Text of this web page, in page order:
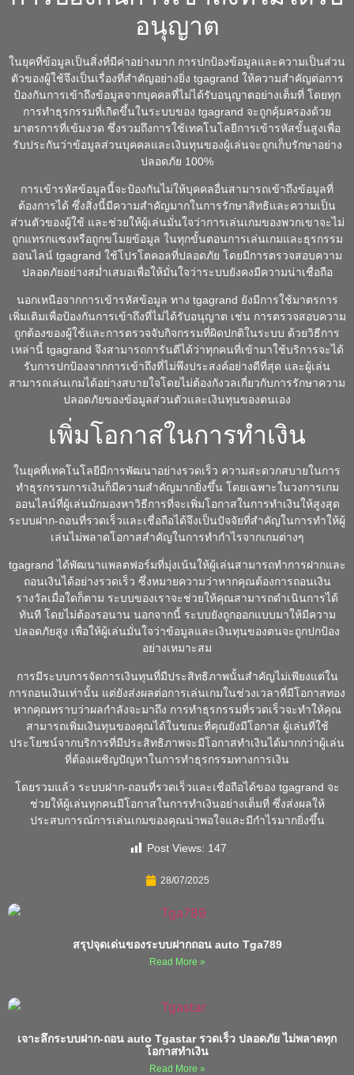
อนุญาต
ในยุคที่ข้อมูลเป็นสิ่งที่มีค่าอย่างมาก การปกป้องข้อมูลและความเป็นส่วน
ตัวของผู้ใช้จึงเป็นเรื่องที่สำคัญอย่างยิ่ง tgagrand ให้ความสำคัญต่อการ
ป้องกันการเข้าถึงข้อมูลจากบุคคลที่ไม่ได้รับอนุญาตอย่างเต็มที่ โดยทุก
การทำธุรกรรมที่เกิดขึ้นในระบบของ tgagrand จะถูกคุ้มครองด้วย
มาตรการที่เข้มงวด ซึ่งรวมถึงการใช้เทคโนโลยีการเข้ารหัสขั้นสูงเพื่อ
รับประกันว่าข้อมูลส่วนบุคคลและเงินทุนของผู้เล่นจะถูกเก็บรักษาอย่าง
ปลอดภัย 100%
การเข้ารหัสข้อมูลนี้จะป้องกันไม่ให้บุคคลอื่นสามารถเข้าถึงข้อมูลที่
ต้องการได้ ซึ่งสิ่งนี้มีความสำคัญมากในการรักษาสิทธิและความเป็น
ส่วนตัวของผู้ใช้ และช่วยให้ผู้เล่นมั่นใจว่าการเล่นเกมของพวกเขาจะไม่
ถูกแทรกแซงหรือถูกขโมยข้อมูล ในทุกขั้นตอนการเล่นเกมและธุรกรรม
ออนไลน์ tgagrand ใช้โปรโตคอลที่ปลอดภัย โดยมีการตรวจสอบความ
ปลอดภัยอย่างสม่ำเสมอเพื่อให้มั่นใจว่าระบบยังคงมีความน่าเชื่อถือ
นอกเหนือจากการเข้ารหัสข้อมูล ทาง tgagrand ยังมีการใช้มาตรการ
เพิ่มเติมเพื่อป้องกันการเข้าถึงที่ไม่ได้รับอนุญาต เช่น การตรวจสอบความ
ถูกต้องของผู้ใช้และการตรวจจับกิจกรรมที่ผิดปกติในระบบ ด้วยวิธีการ
เหล่านี้ tgagrand จึงสามารถการันตีได้ว่าทุกคนที่เข้ามาใช้บริการจะได้
รับการปกป้องจากการเข้าถึงที่ไม่พึงประสงค์อย่างดีที่สุด และผู้เล่น
สามารถเล่นเกมได้อย่างสบายใจโดยไม่ต้องกังวลเกี่ยวกับการรักษาความ
ปลอดภัยของข้อมูลส่วนตัวและเงินทุนของตนเอง
เพิ่มโอกาสในการทำเงิน
ในยุคที่เทคโนโลยีมีการพัฒนาอย่างรวดเร็ว ความสะดวกสบายในการ
ทำธุรกรรมการเงินก็มีความสำคัญมากยิ่งขึ้น โดยเฉพาะในวงการเกม
ออนไลน์ที่ผู้เล่นมักมองหาวิธีการที่จะเพิ่มโอกาสในการทำเงินให้สูงสุด
ระบบฝาก-ถอนที่รวดเร็วและเชื่อถือได้จึงเป็นปัจจัยที่สำคัญในการทำให้ผู้
เล่นไม่พลาดโอกาสสำคัญในการทำกำไรจากเกมต่างๆ
tgagrand ได้พัฒนาแพลตฟอร์มที่มุ่งเน้นให้ผู้เล่นสามารถทำการฝากและ
ถอนเงินได้อย่างรวดเร็ว ซึ่งหมายความว่าหากคุณต้องการถอนเงิน
รางวัลเมื่อใดก็ตาม ระบบของเราจะช่วยให้คุณสามารถดำเนินการได้
ทันที โดยไม่ต้องรอนาน นอกจากนี้ ระบบยังถูกออกแบบมาให้มีความ
ปลอดภัยสูง เพื่อให้ผู้เล่นมั่นใจว่าข้อมูลและเงินทุนของตนจะถูกปกป้อง
อย่างเหมาะสม
การมีระบบการจัดการเงินทุนที่มีประสิทธิภาพนั้นสำคัญไม่เพียงแต่ใน
การถอนเงินเท่านั้น แต่ยังส่งผลต่อการเล่นเกมในช่วงเวลาที่มีโอกาสทอง
หากคุณทราบว่าผลกำลังจะมาถึง การทำธุรกรรมที่รวดเร็วจะทำให้คุณ
สามารถเพิ่มเงินทุนของคุณได้ในขณะที่คุณยังมีโอกาส ผู้เล่นที่ใช้
ประโยชน์จากบริการที่มีประสิทธิภาพจะมีโอกาสทำเงินได้มากกว่าผู้เล่น
ที่ต้องเผชิญปัญหาในการทำธุรกรรมทางการเงิน
โดยรวมแล้ว ระบบฝาก-ถอนที่รวดเร็วและเชื่อถือได้ของ tgagrand จะ
ช่วยให้ผู้เล่นทุกคนมีโอกาสในการทำเงินอย่างเต็มที่ ซึ่งส่งผลให้
ประสบการณ์การเล่นเกมของคุณน่าพอใจและมีกำไรมากยิ่งขึ้น
Post Views: 147
28/07/2025
สรุปจุดเด่นของระบบฝากถอน auto Tga789
Read More »
เจาะลึกระบบฝาก-ถอน auto Tgastar รวดเร็ว ปลอดภัย ไม่พลาดทุก
โอกาสทำเงิน
Read More »